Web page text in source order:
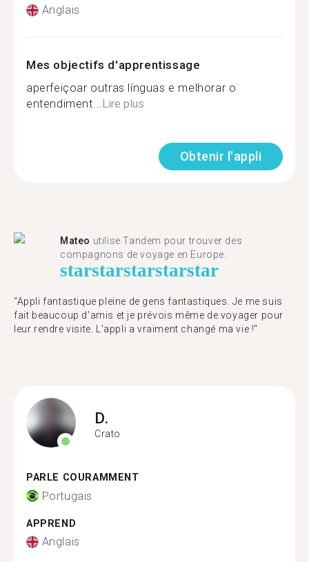
Anglais
Mes objectifs d'apprentissage
aperfeiçoar outras línguas e melhorar o
entendiment...Lire plus
Obtenir l'appli
Mateo utilise Tandem pour trouver des
compagnons de voyage en Europe.
starstarstarstarstar
"Appli fantastique pleine de gens fantastiques. Je me suis
fait beaucoup d'amis et je prévois même de voyager pour
leur rendre visite. L'appli a vraiment changé ma vie !"
D.
Crato
PARLE COURAMMENT
Portugais
APPREND
Anglais